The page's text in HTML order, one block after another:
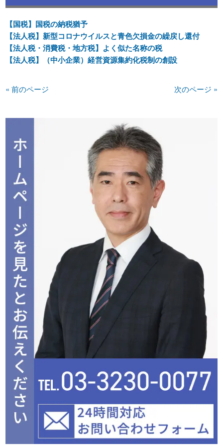
【国税】国税の納税猶予
【法人税】新型コロナウイルスと青色欠損金の繰戻し還付
【法人税・消費税・地方税】よく似た名称の税
【法人税】（中小企業）経営資源集約化税制の創設
« 前のページ 次のページ »